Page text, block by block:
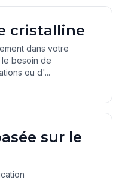
cristalline
dans votre
le besoin de
ou d'...
sur le